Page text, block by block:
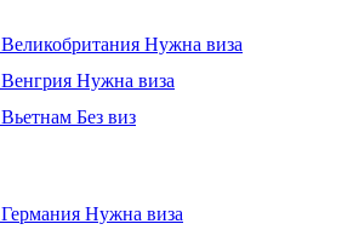
Великобритания Нужна виза
Венгрия Нужна виза
Вьетнам Без виз
Германия Нужна виза